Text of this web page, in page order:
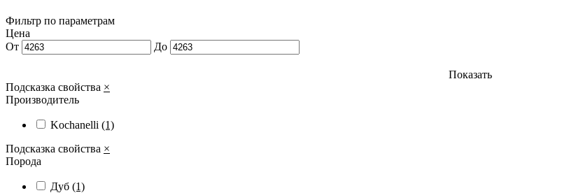
Фильтр по параметрам
Цена
От
До
Показать
Подсказка свойства ×
Производитель
Kochanelli (1)
Подсказка свойства ×
Порода
Дуб (1)